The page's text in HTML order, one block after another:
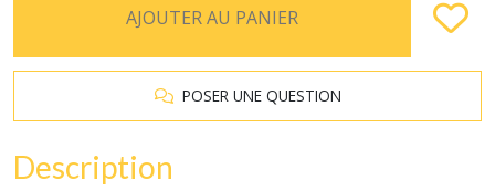
AJOUTER AU PANIER
POSER UNE QUESTION
Description